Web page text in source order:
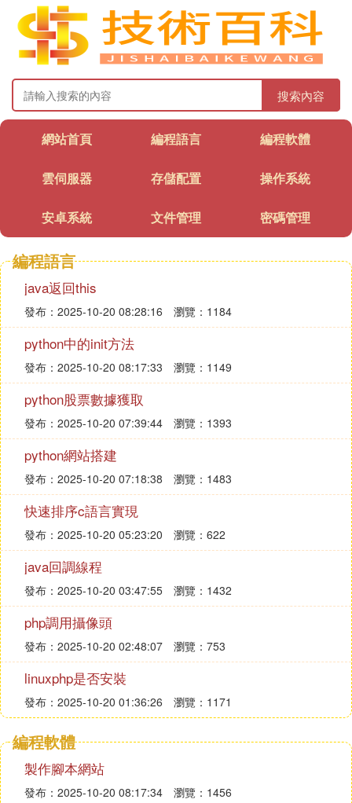
搜索內容
網站首頁 編程語言 編程軟體
雲伺服器 存儲配置 操作系統
安卓系統 文件管理 密碼管理
編程語言
java返回this
發布：2025-10-20 08:28:16 瀏覽：1184
python中的init方法
發布：2025-10-20 08:17:33 瀏覽：1149
python股票數據獲取
發布：2025-10-20 07:39:44 瀏覽：1393
python網站搭建
發布：2025-10-20 07:18:38 瀏覽：1483
快速排序c語言實現
發布：2025-10-20 05:23:20 瀏覽：622
java回調線程
發布：2025-10-20 03:47:55 瀏覽：1432
php調用攝像頭
發布：2025-10-20 02:48:07 瀏覽：753
linuxphp是否安裝
發布：2025-10-20 01:36:26 瀏覽：1171
編程軟體
製作腳本網站
發布：2025-10-20 08:17:34 瀏覽：1456